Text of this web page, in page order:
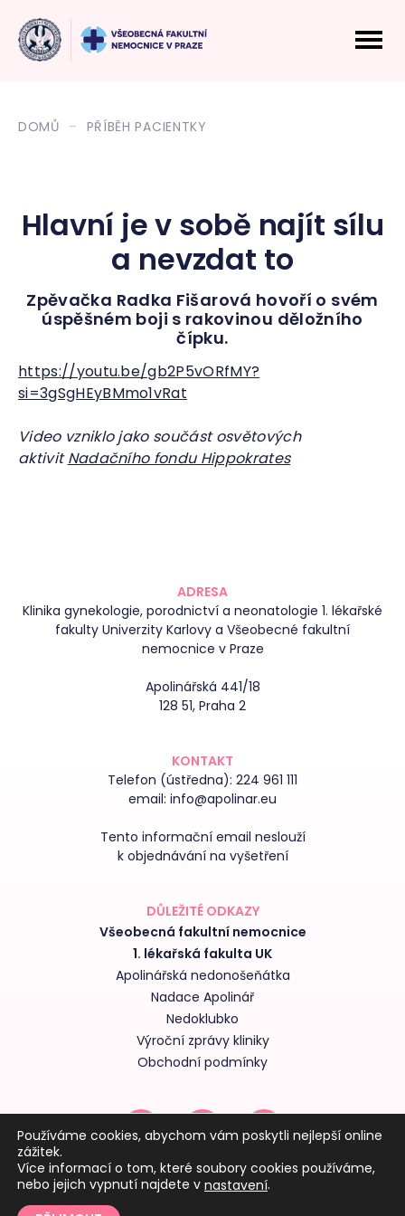
DOMŮ PŘÍBĚH PACIENTKY
Hlavní je v sobě najít sílu
a nevzdat to
Zpěvačka Radka Fišarová hovoří o svém
úspěšném boji s rakovinou děložního
čípku.
https://youtu.be/gb2P5vORfMY?
si=3gSgHEyBMmo1vRat
Video vzniklo jako součást osvětových
aktivitNadačního fondu Hippokrates
ADRESA
Klinika gynekologie, porodnictví a neonatologie 1. lékařské
fakulty Univerzity Karlovy a Všeobecné fakultní
nemocnice v Praze
Apolinářská 441/18
128 51, Praha 2
KONTAKT
Telefon (ústředna): 224 961 111
email: info@apolinar.eu
Tento informační email neslouží
k objednávání na vyšetření
DŮLEŽITÉ ODKAZY
Všeobecná fakultní nemocnice
1. lékařská fakulta UK
Apolinářská nedonošeňátka
Nadace Apolinář
Nedoklubko
Výroční zprávy kliniky
Obchodní podmínky
Používáme cookies, abychom vám poskytli nejlepší online
zážitek.
Více informací o tom, které soubory cookies používáme,
nebo jejich vypnutí najdete v nastavení.